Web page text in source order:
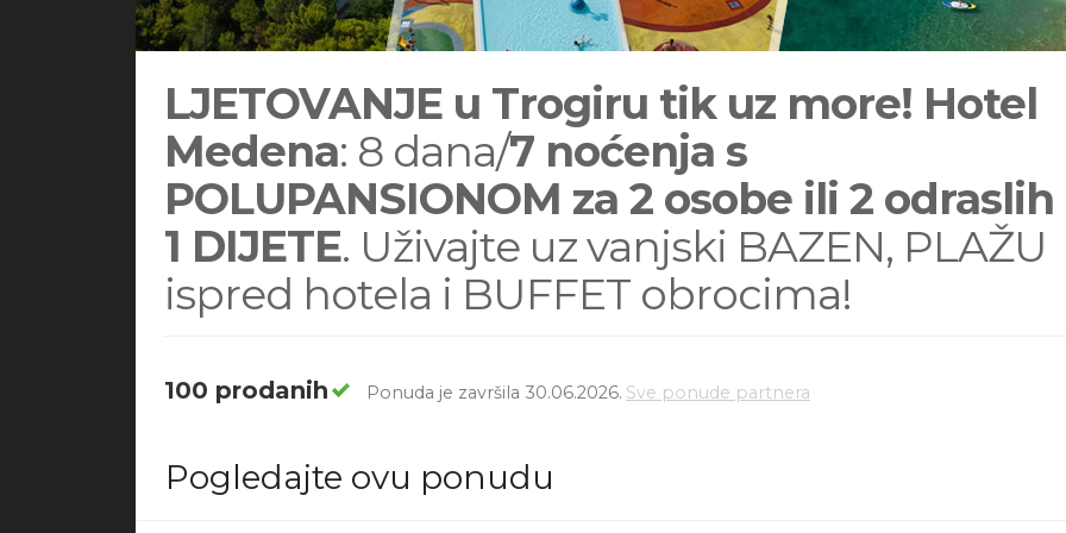
LJETOVANJE u Trogiru tik uz more! Hotel
Medena: 8 dana/7 noćenja s
POLUPANSIONOM za 2 osobe ili 2 odraslih
1 DIJETE. Uživajte uz vanjski BAZEN, PLAŽU
ispred hotela i BUFFET obrocima!
100 prodanih Ponuda je završila 30.06.2026. Sve ponude partnera
Pogledajte ovu ponudu